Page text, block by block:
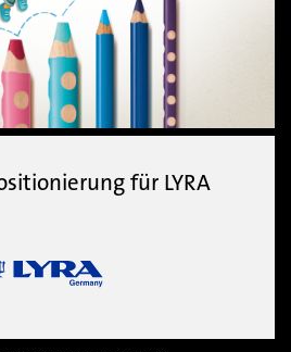
für LYRA